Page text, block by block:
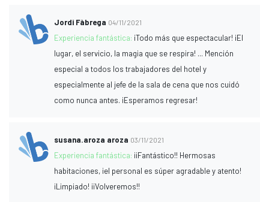
Jordi Fàbrega 04/11/2021
Experiencia fantástica: ¡Todo más que espectacular! ¡El
lugar, el servicio, la magia que se respira! ... Mención
especial a todos los trabajadores del hotel y
especialmente al jefe de la sala de cena que nos cuidó
como nunca antes. ¡Esperamos regresar!
susana.aroza aroza 03/11/2021
Experiencia fantástica: ¡¡Fantástico!! Hermosas
habitaciones, ¡el personal es súper agradable y atento!
¡Limpiado! ¡¡Volveremos!!